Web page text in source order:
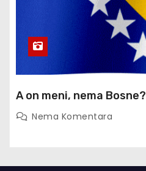
A on meni, nema Bosne?
Nema Komentara